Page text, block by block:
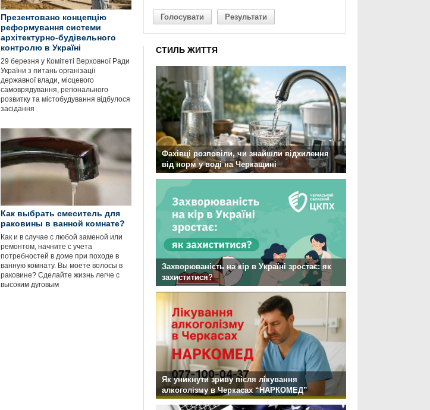
Презентовано концепцію
реформування системи
архітектурно-будівельного
контролю в Україні
29 березня у Комітеті Верховної Ради
України з питань організації
державної влади, місцевого
самоврядування, регіонального
розвитку та містобудування відбулося
засідання
Как выбрать смеситель для
раковины в ванной комнате?
Как и в случае с любой заменой или
ремонтом, начните с учета
потребностей в доме при походе в
ванную комнату. Вы моете волосы в
раковине? Сделайте жизнь легче с
высоким дуговым
Голосувати Результати
СТИЛЬ ЖИТТЯ
Фахівці розповіли, чи знайшли відхилення
від норм у воді на Черкащині
Захворюваність на кір в Україні зростає: як
захиститися?
Як уникнути зриву після лікування
алкоголізму в Черкасах “НАРКОМЕД”